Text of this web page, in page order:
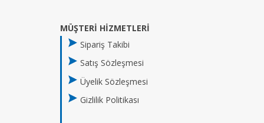
MÜŞTERİ HİZMETLERİ
Sipariş Takibi
Satış Sözleşmesi
Üyelik Sözleşmesi
Gizlilik Politikası